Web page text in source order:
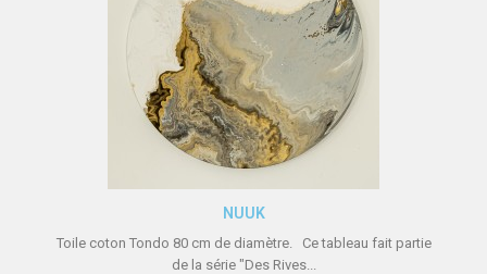
Aperçu rapide
NUUK
Toile coton Tondo 80 cm de diamètre. Ce tableau fait partie
de la série "Des Rives...